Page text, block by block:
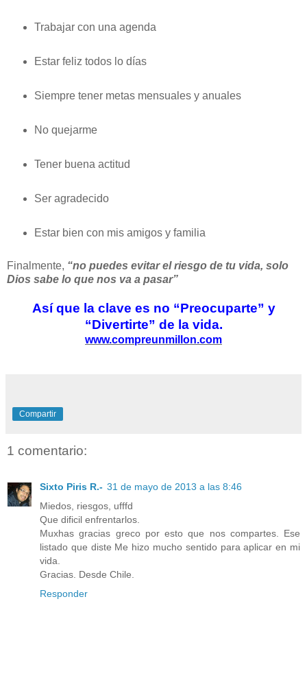
Trabajar con una agenda
Estar feliz todos lo días
Siempre tener metas mensuales y anuales
No quejarme
Tener buena actitud
Ser agradecido
Estar bien con mis amigos y familia
Finalmente, “no puedes evitar el riesgo de tu vida, solo
Dios sabe lo que nos va a pasar”
Así que la clave es no “Preocuparte” y
“Divertirte” de la vida.
www.compreunmillon.com
Compartir
1 comentario:
Sixto Piris R.- 31 de mayo de 2013 a las 8:46
Miedos, riesgos, ufffd
Que dificil enfrentarlos.
Muxhas gracias greco por esto que nos compartes. Ese
listado que diste Me hizo mucho sentido para aplicar en mi
vida.
Gracias. Desde Chile.
Responder